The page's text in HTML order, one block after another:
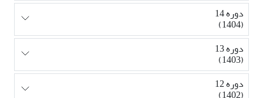
دوره 14
(1404)
دوره 13
(1403)
دوره 12